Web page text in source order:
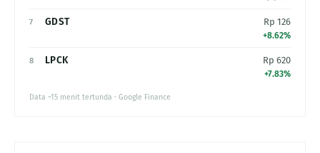
7 GDST Rp 126
+8.62%
8 LPCK Rp 620
+7.83%
Data ~15 menit tertunda · Google Finance